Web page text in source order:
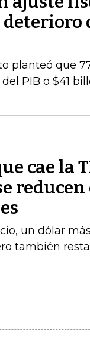
planteó que
PIB o $41
cae la
reducen
un dólar
también